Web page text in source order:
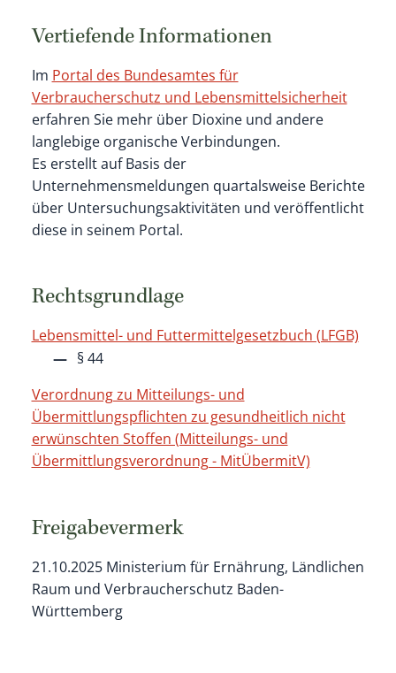
Vertiefende Informationen
Im Portal des Bundesamtes für
Verbraucherschutz und Lebensmittelsicherheit
erfahren Sie mehr über Dioxine und andere
langlebige organische Verbindungen.
Es erstellt auf Basis der
Unternehmensmeldungen quartalsweise Berichte
über Untersuchungsaktivitäten und veröffentlicht
diese in seinem Portal.
Rechtsgrundlage
Lebensmittel- und Futtermittelgesetzbuch (LFGB)
§ 44
Verordnung zu Mitteilungs- und
Übermittlungspflichten zu gesundheitlich nicht
erwünschten Stoffen (Mitteilungs- und
Übermittlungsverordnung - MitÜbermitV)
Freigabevermerk
21.10.2025 Ministerium für Ernährung, Ländlichen
Raum und Verbraucherschutz Baden-
Württemberg